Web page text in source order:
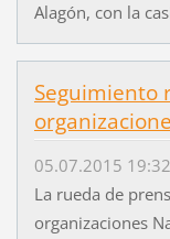
Alagón, con la
Seguimiento
05.07.2015 19:32
La rueda de
organizaciones